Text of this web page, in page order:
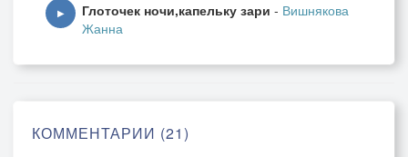
Может быть, узнаешь ты,
Мои надежды и мечты,
© Copyright: Жанна Вишнякова Арс, 2016
Свидетельство о публикации №116122411342
▶ Глоточек ночи,капельку зари - Вишнякова
Жанна
КОММЕНТАРИИ (21)